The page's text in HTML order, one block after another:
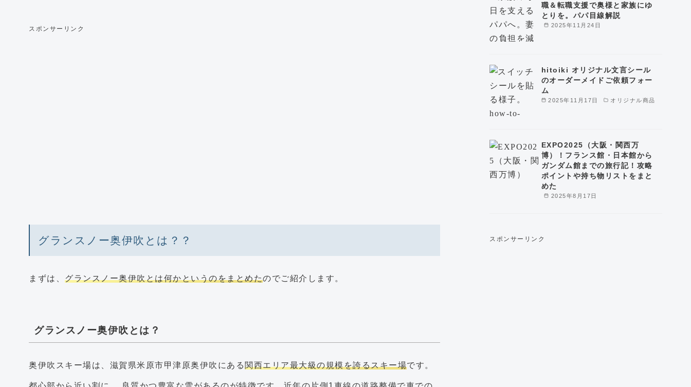
スポンサーリンク
グランスノー奥伊吹とは？？
まずは、 グランスノー奥伊吹とは何かというのをまとめたのでご紹介します。
グランスノー奥伊吹とは？
奥伊吹スキー場は、滋賀県米原市甲津原奥伊吹にある関西エリア最大級の規模を誇るスキー場です。
2025年11月24日
職＆転職支援で奥様と家族にゆ
とりを。パパ目線解説
2025年11月17日 オリジナル商品
hitoiki オリジナル文言シール
のオーダーメイドご依頼フォー
ム
2025年8月17日
EXPO2025（大阪・関西万
博）！フランス館・日本館から
ガンダム館までの旅行記！攻略
ポイントや持ち物リストをまと
めた
スポンサーリンク